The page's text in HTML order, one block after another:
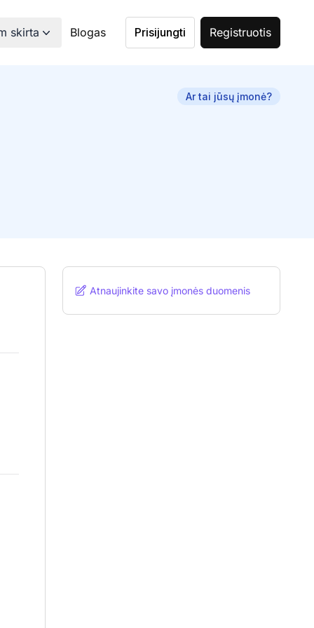
skirta Blogas Prisijungti Registruotis
Ar tai jūsų įmonė?
Atnaujinkite savo įmonės duomenis